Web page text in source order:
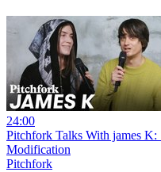
24:00
Pitchfork Talks With james
Modification
Pitchfork